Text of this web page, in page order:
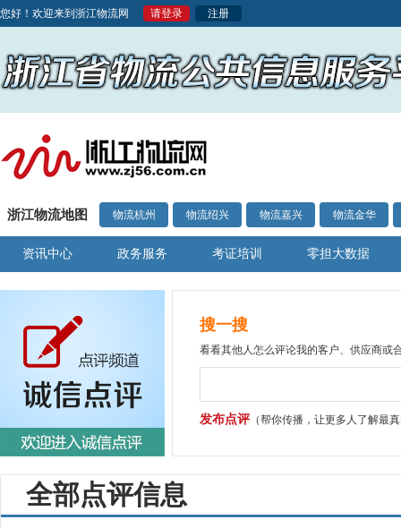
您好！欢迎来到浙江物流网 请登录 注册
浙江物流地图 物流杭州 物流绍兴 物流嘉兴 物流金华
资讯中心 政务服务 考证培训 零担大数据
搜一搜
看看其他人怎么评论我的客户、供应商或
发布点评（帮你传播，让更多人了解最
全部点评信息